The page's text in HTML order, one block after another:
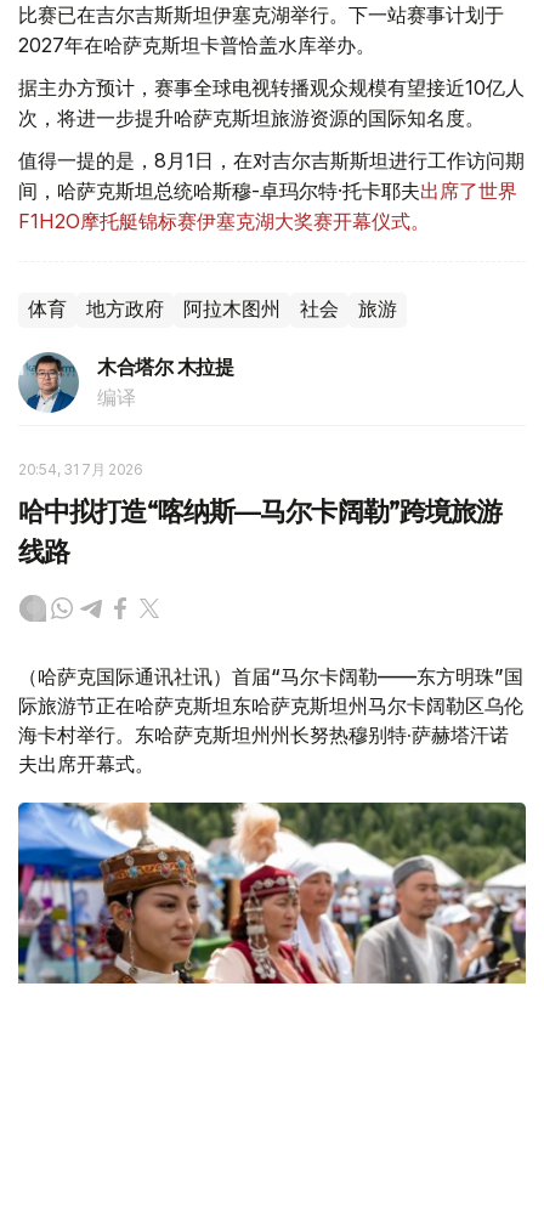
比赛已在吉尔吉斯斯坦伊塞克湖举行。下一站赛事计划于
2027年在哈萨克斯坦卡普恰盖水库举办。
据主办方预计，赛事全球电视转播观众规模有望接近10亿人
次，将进一步提升哈萨克斯坦旅游资源的国际知名度。
值得一提的是，8月1日，在对吉尔吉斯斯坦进行工作访问期
间，哈萨克斯坦总统哈斯穆-卓玛尔特·托卡耶夫出席了世界
F1H2O摩托艇锦标赛伊塞克湖大奖赛开幕仪式。
体育 地方政府 阿拉木图州 社会 旅游
木合塔尔 木拉提
编译
20:54, 31 7月 2026
哈中拟打造“喀纳斯—马尔卡阔勒”跨境旅游
线路
（哈萨克国际通讯社讯）首届“马尔卡阔勒——东方明珠”国
际旅游节正在哈萨克斯坦东哈萨克斯坦州马尔卡阔勒区乌伦
海卡村举行。东哈萨克斯坦州州长努热穆别特·萨赫塔汗诺
夫出席开幕式。